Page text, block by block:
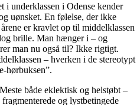
i underklassen i Odense kender
uønsket. En følelse, der ikke
er kravlet op til middelklassen
brille. Man hænger i – og
man nu også til? Ikke rigtigt.
– hverken i de stereotypt
hørbuksen”.
både eklektisk og helstøbt –
og lystbetingede